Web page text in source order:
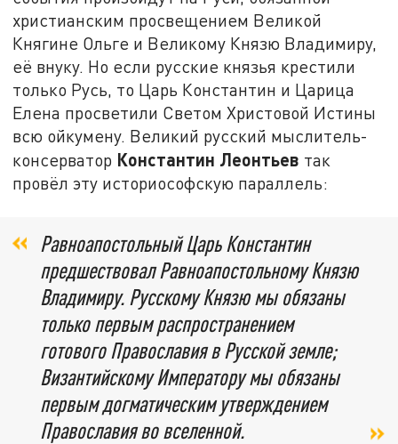
христианским просвещением Великой
Княгине Ольге и Великому Князю Владимиру,
её внуку. Но если русские князья крестили
только Русь, то Царь Константин и Царица
Елена просветили Светом Христовой Истины
всю ойкумену. Великий русский мыслитель-
консерватор Константин Леонтьев так
провёл эту историософскую параллель:
Равноапостольный Царь Константин
предшествовал Равноапостольному Князю
Владимиру. Русскому Князю мы обязаны
только первым распространением
готового Православия в Русской земле;
Византийскому Императору мы обязаны
первым догматическим утверждением
Православия во вселенной.